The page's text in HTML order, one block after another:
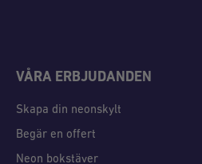
VÅRA ERBJUDANDEN
Skapa din neonskylt
Begär en offert
Neon bokstäver